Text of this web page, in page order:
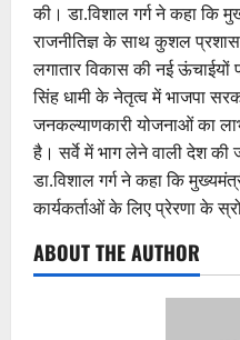
की। डा.विशाल गर्ग ने कहा कि
राजनीतिज्ञ के साथ कुशल
लगातार विकास की नई
सिंह धामी के नेतृत्व में भाजपा
जनकल्याणकारी योजनाओं का
है। सर्वे में भाग लेने वाली देश
डा.विशाल गर्ग ने कहा कि
कार्यकर्ताओं के लिए प्रेरणा के
ABOUT THE AUTHOR